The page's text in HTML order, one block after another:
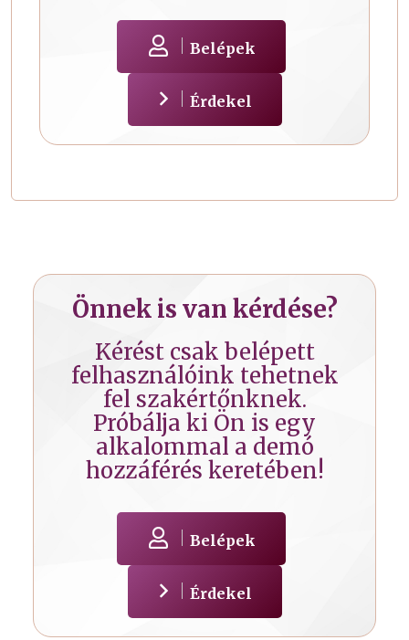
Belépek
Érdekel
Önnek is van kérdése?
Kérést csak belépett
felhasználóink tehetnek
fel szakértőnknek.
Próbálja ki Ön is egy
alkalommal a demó
hozzáférés keretében!
Belépek
Érdekel